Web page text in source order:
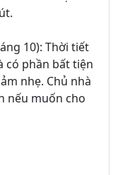
10): Thời tiết
có phần bất tiện
nhẹ. Chủ nhà
nếu muốn cho